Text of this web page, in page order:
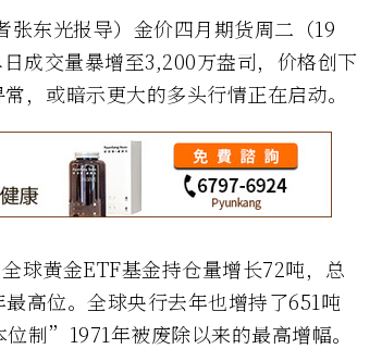
张东光报导）金价四月期货周二（19
成交量暴增至3,200万盎司，价格创下
，或暗示更大的多头行情正在启动。
球黄金ETF基金持仓量增长72吨，总
高位。全球央行去年也增持了651吨
制”1971年被废除以来的最高增幅。